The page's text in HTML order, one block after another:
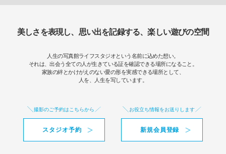
美しさを表現し、思い出を記録する、楽しい遊びの空間
人生の写真館ライフスタジオという名前に込めた想い。
それは、出会う全ての人が生きている証を確認できる場所になること。
家族の絆とかけがえのない愛の形を実感できる場所として、
人を、人生を写しています。
撮影のご予約はこちらから
スタジオ予約
お役立ち情報をお送りします
新規会員登録